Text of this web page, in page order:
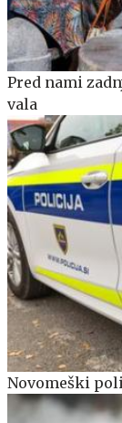
Pred nami
vala
Novomeški